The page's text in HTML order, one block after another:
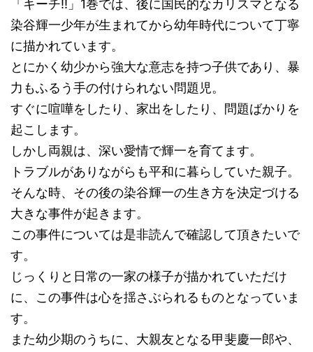
「キーチ!!」1巻では、後に国民的なカリスマとなる
染谷輝一少年が生まれてから幼年時代について丁寧
に描かれています。
とにかく幼少から強大な意志を持つ子供であり、暴
力もふるう手の付けられない問題児。
すぐに喧嘩をしたり、家出をしたり、問題ばかりを
起こします。
しかし両親は、深い愛情で輝一を育てます。
トラブルがありながらも平和に暮らしていた親子。
そんな時、その後の染谷輝一の生き方を決定づける
大きな事件が起きます。
この事件については是非読んで確認して頂きたいで
す。
じっくりと日常の一家の様子が描かれていただけ
に、この事件は心を揺さぶられるものとなっていま
す。
また幼少期のうちに、大親友となる甲斐慶一郎や、